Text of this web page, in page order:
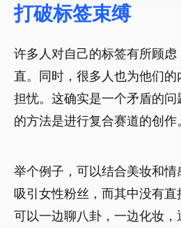
打破标签束缚
许多人对自己的标签有所顾
直。同时，很多人也为他们的
担忧。这确实是一个矛盾的
的方法是进行复合赛道的创作
举个例子，可以结合美妆和
吸引女性粉丝，而其中没有直
可以一边聊八卦，一边化妆